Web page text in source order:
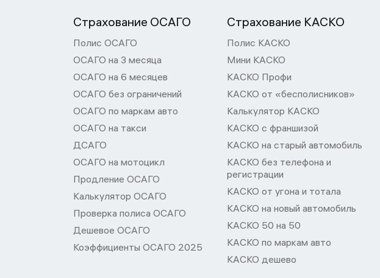
Страхование ОСАГО
Полис ОСАГО
ОСАГО на 3 месяца
ОСАГО на 6 месяцев
ОСАГО без ограничений
ОСАГО по маркам авто
ОСАГО на такси
ДСАГО
ОСАГО на мотоцикл
Продление ОСАГО
Калькулятор ОСАГО
Проверка полиса ОСАГО
Дешевое ОСАГО
Коэффициенты ОСАГО 2025
Страхование КАСКО
Полис КАСКО
Мини КАСКО
КАСКО Профи
КАСКО от «бесполисников»
Калькулятор КАСКО
КАСКО с франшизой
КАСКО на старый автомобиль
КАСКО без телефона и
регистрации
КАСКО от угона и тотала
КАСКО на новый автомобиль
КАСКО 50 на 50
КАСКО по маркам авто
КАСКО дешево